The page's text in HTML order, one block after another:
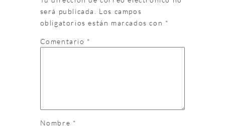
será publicada.
Los campos
obligatorios están marcados con *
Comentario *
Nombre *